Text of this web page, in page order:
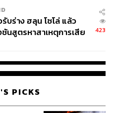
บร่าง ฮลุน โซโล่ แล้ว
นสูตรหาสาเหตุการเสีย
423
PICKS